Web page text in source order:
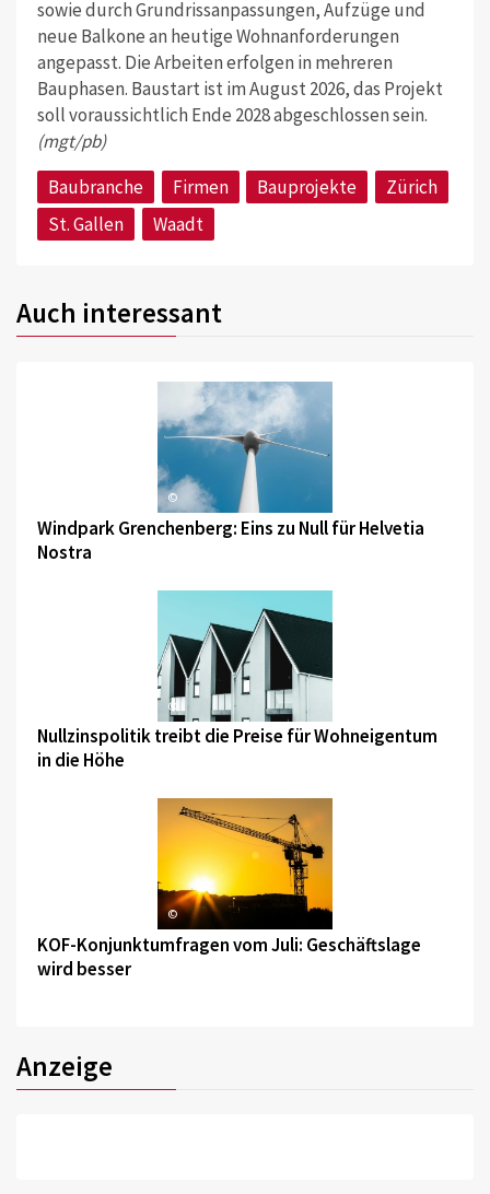
sowie durch Grundrissanpassungen, Aufzüge und
neue Balkone an heutige Wohnanforderungen
angepasst. Die Arbeiten erfolgen in mehreren
Bauphasen. Baustart ist im August 2026, das Projekt
soll voraussichtlich Ende 2028 abgeschlossen sein.
(mgt/pb)
Baubranche
Firmen Bauprojekte
Zürich
St. Gallen
Waadt
Auch interessant
©
Windpark Grenchenberg: Eins zu Null für Helvetia
Nostra
©
Nullzinspolitik treibt die Preise für Wohneigentum
in die Höhe
©
KOF-Konjunktumfragen vom Juli: Geschäftslage
wird besser
Anzeige